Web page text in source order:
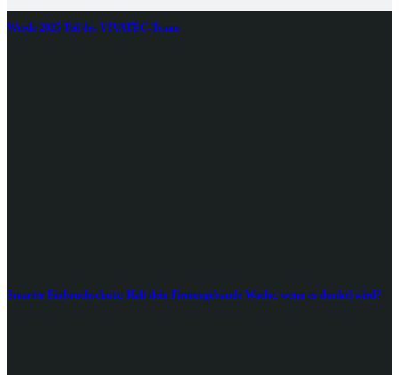
Werde 2025 Teil des VIVATEC-Teams
Smarter Einbruchschutz: Hält dein Firmengebäude Wache, wenn es dunkel wird?